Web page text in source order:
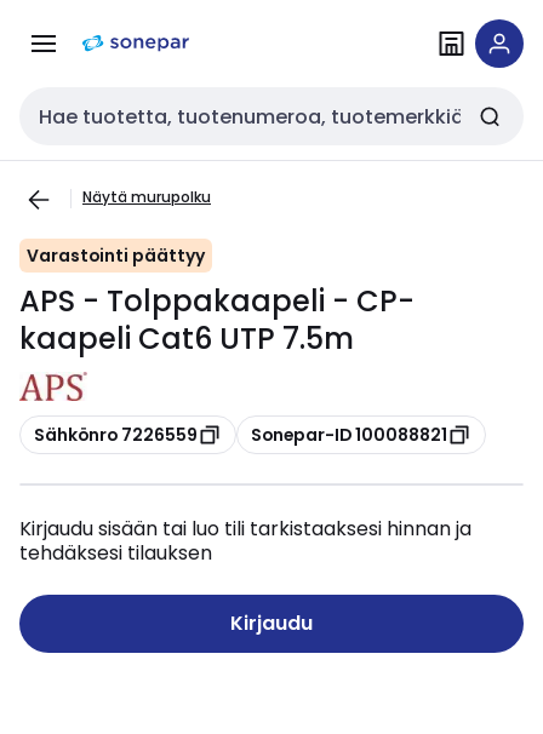
navigointiinsisältöön
Haku
Näytä murupolku
Varastointi päättyy
APS - Tolppakaapeli - CP-
kaapeli Cat6 UTP 7.5m
Kopioi
Sähkönro 7226559 Kopioi
Sonepar-ID 100088821
Kirjaudu sisään tai luo tili tarkistaaksesi hinnan ja
tehdäksesi tilauksen
Kirjaudu